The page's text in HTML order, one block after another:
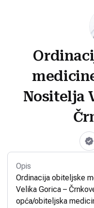
Nositelja
Opis
Ordinacija obiteljske
Velika Gorica –
opća/obiteljska